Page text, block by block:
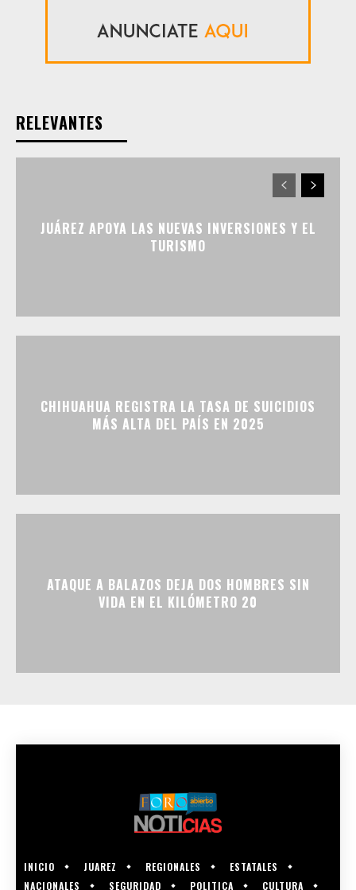
RELEVANTES
JUÁREZ APOYA LAS NUEVAS INVERSIONES Y EL
TURISMO
CHIHUAHUA REGISTRA LA TASA DE SUICIDIOS
MÁS ALTA DEL PAÍS EN 2025
ATAQUE A BALAZOS DEJA DOS HOMBRES SIN
VIDA EN EL KILÓMETRO 20
INICIO JUAREZ REGIONALES
ESTATALES
NACIONALES
SEGURIDAD POLITICA CULTURA